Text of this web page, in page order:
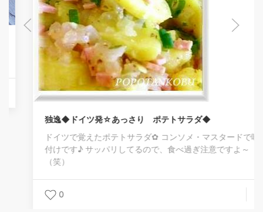
独逸◆ドイツ発☆あっさり ポテトサラダ◆
ドイツで覚えたポテトサラダ✿ コンソメ・マスタードで味
付けです♪ サッパリしてるので、食べ過ぎ注意ですよ～